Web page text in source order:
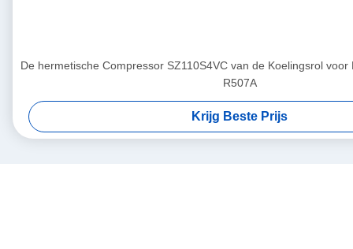
De hermetische Compressor SZ110S4VC van de Koelingsrol voor
R507A
Krijg Beste Prijs